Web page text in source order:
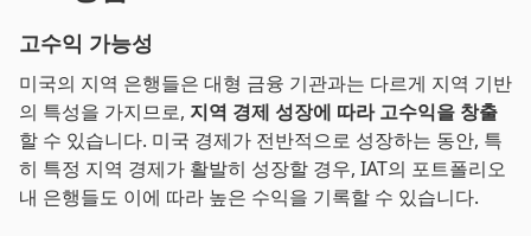
고수익 가능성
미국의 지역 은행들은 대형 금융 기관과는 다르게 지역 기반
의 특성을 가지므로, 지역 경제 성장에 따라 고수익을 창출
할 수 있습니다. 미국 경제가 전반적으로 성장하는 동안, 특
히 특정 지역 경제가 활발히 성장할 경우, IAT의 포트폴리오
내 은행들도 이에 따라 높은 수익을 기록할 수 있습니다.